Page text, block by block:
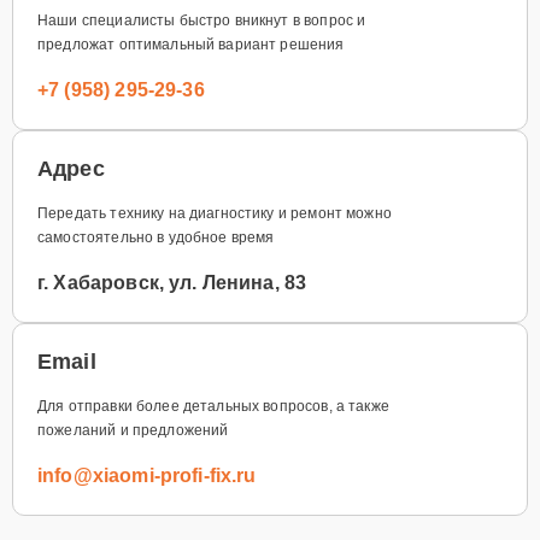
Наши специалисты быстро вникнут в вопрос и
предложат оптимальный вариант решения
+7 (958) 295-29-36
Адрес
Передать технику на диагностику и ремонт можно
самостоятельно в удобное время
г. Хабаровск, ул. Ленина, 83
Email
Для отправки более детальных вопросов, а также
пожеланий и предложений
info@xiaomi-profi-fix.ru